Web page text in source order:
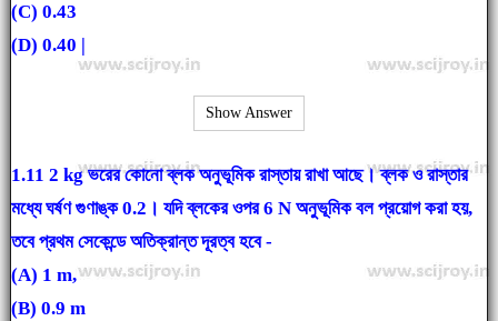
(C) 0.43
(D) 0.40 |
Show Answer
1.11 2 kg ভরের কোনো ব্লক অনুভূমিক রাস্তায় রাখা আছে। ব্লক ও রাস্তার
মধ্যে ঘর্ষণ গুণাঙ্ক 0.2। যদি ব্লকের ওপর 6 N অনুভূমিক বল প্রয়োগ করা হয়,
তবে প্রথম সেকেন্ডে অতিক্রান্ত দূরত্ব হবে -
(A) 1 m,
(B) 0.9 m